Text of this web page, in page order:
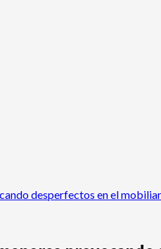
desperfectos en el